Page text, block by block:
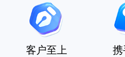
客户至上